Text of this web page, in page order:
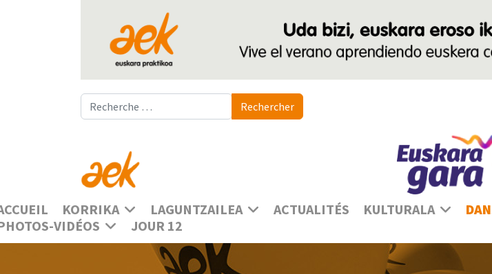
Rechercher Rechercher
KORRIKA LAGUNTZAILEA ACTUALITÉS KULTURALA
VIDÉOS
JOUR 12